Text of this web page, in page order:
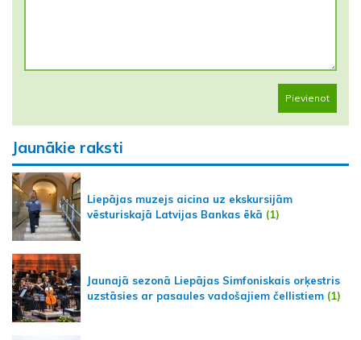
Pievienot
Jaunākie raksti
Liepājas muzejs aicina uz ekskursijām
vēsturiskajā Latvijas Bankas ēkā (1)
Jaunajā sezonā Liepājas Simfoniskais orķestris
uzstāsies ar pasaules vadošajiem čellistiem (1)